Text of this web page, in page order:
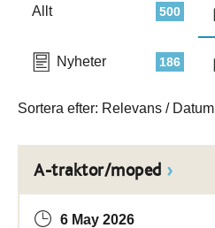
500
Allt
186
Nyheter
Sortera efter: Relevans / Datum
A-traktor/moped
6 May 2026